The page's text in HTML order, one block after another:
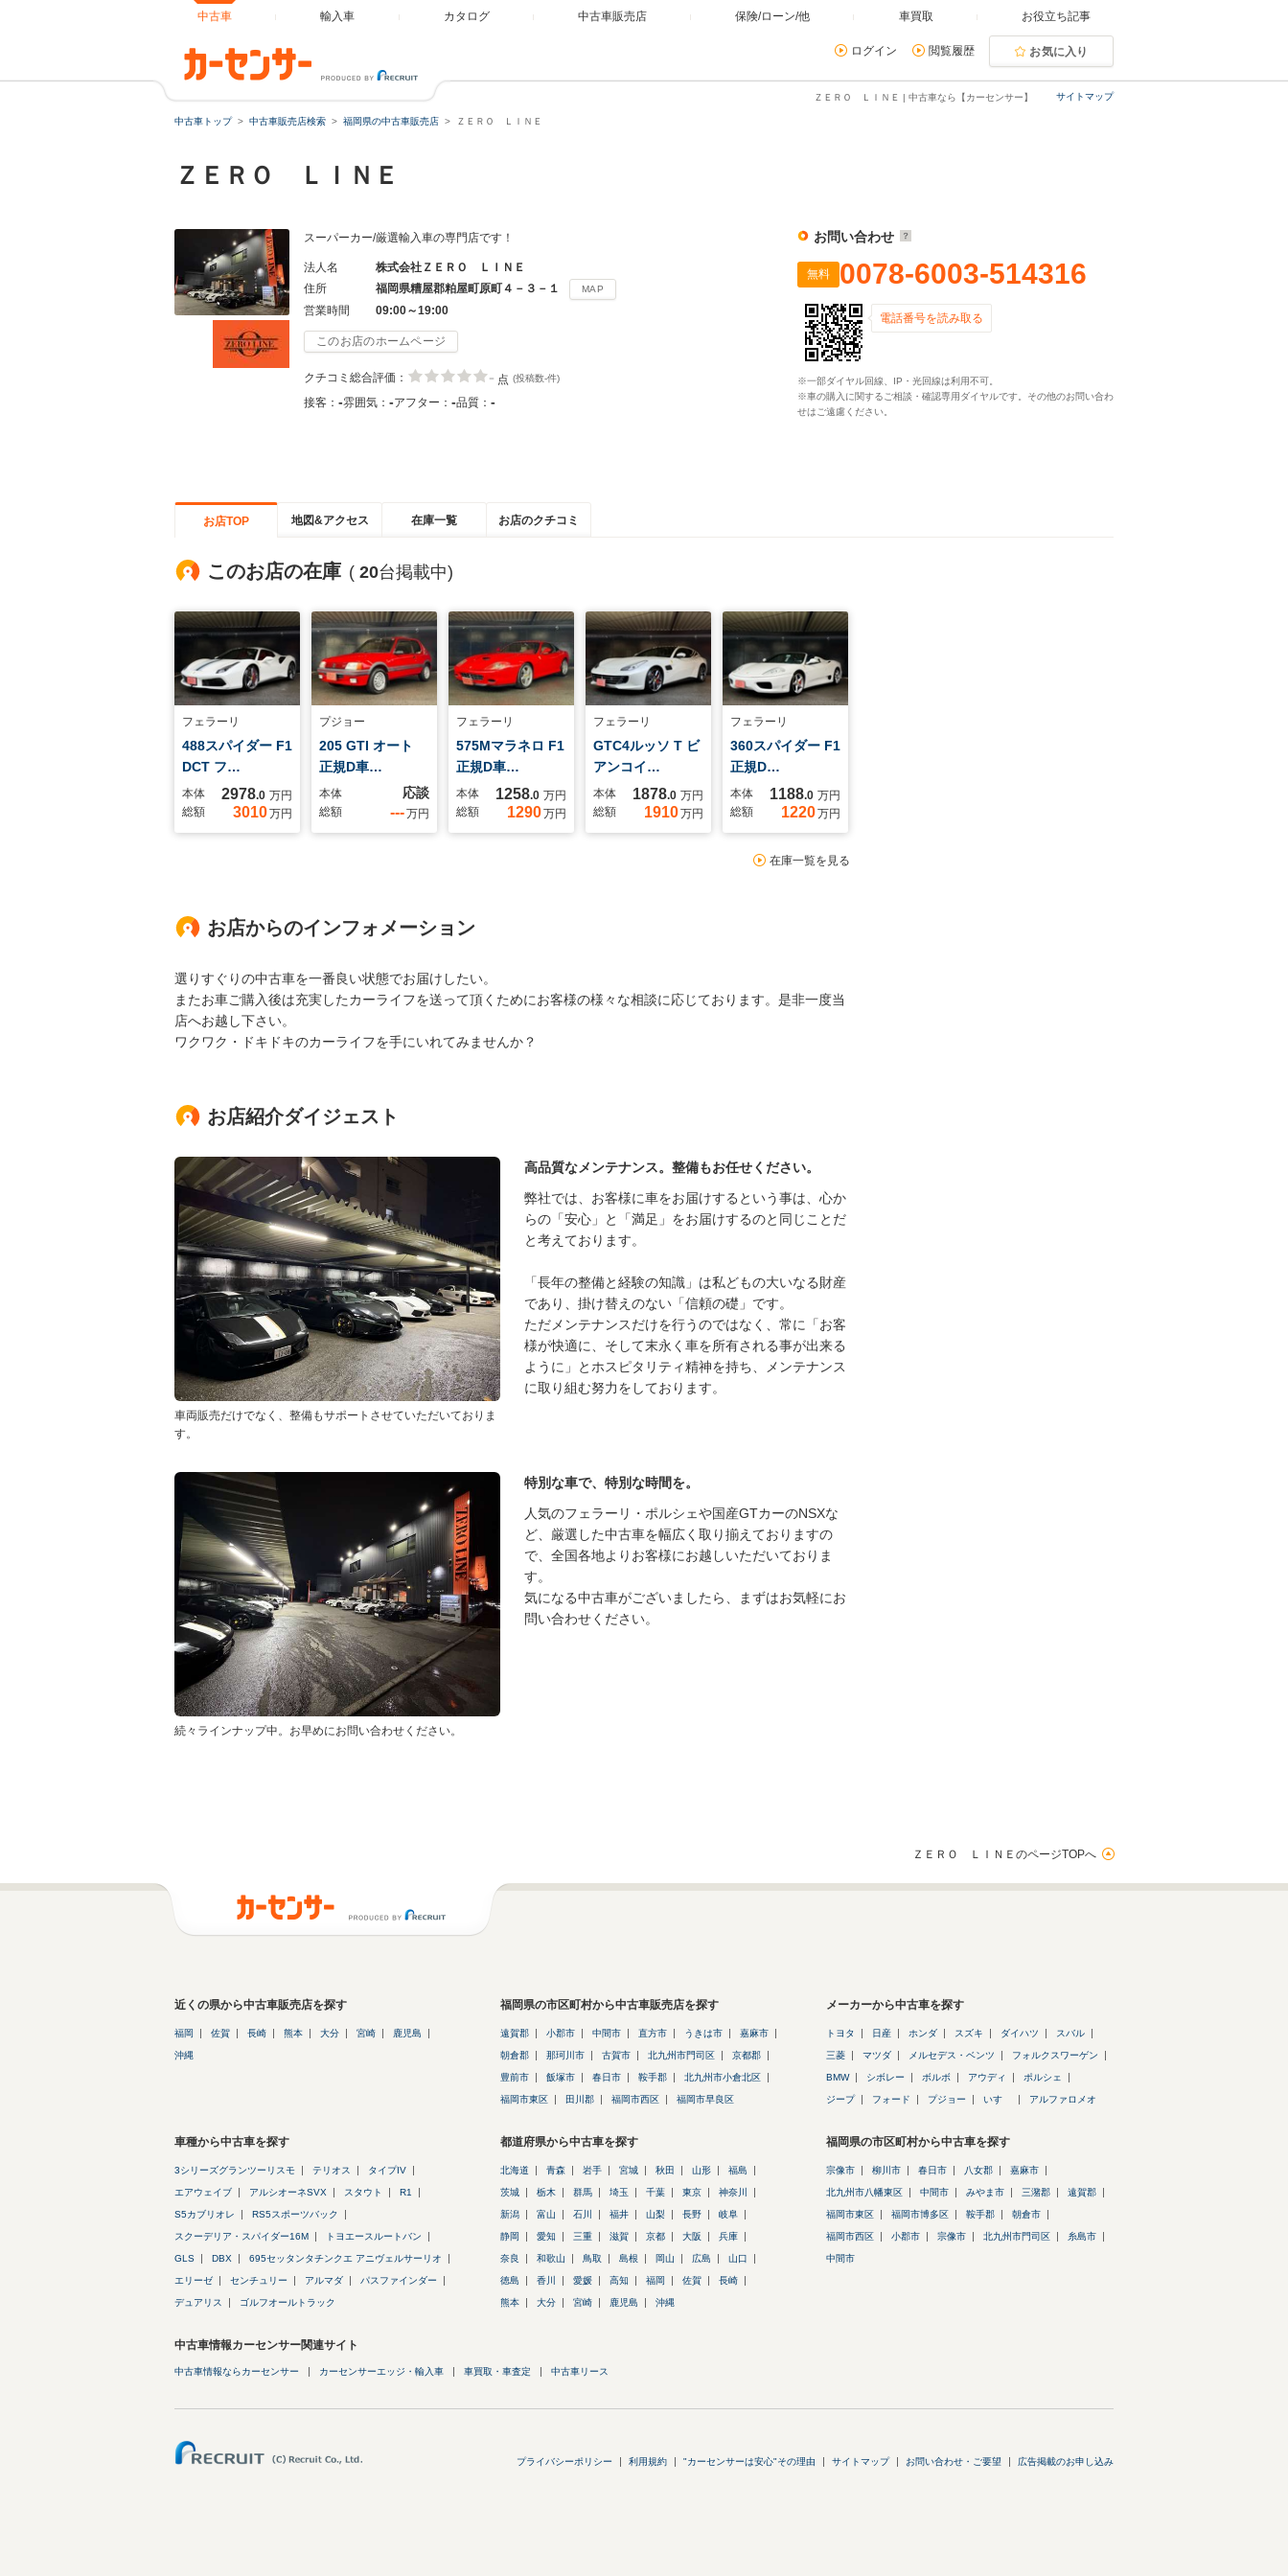
中古車 輸入車 カタログ 中古車販売店 保険/ローン/他 車買取 お役立ち記事
ログイン 閲覧履歴 お気に入り
サイトマップ
ＺＥＲＯ ＬＩＮＥ | 中古車なら【カーセンサー】
中古車トップ 中古車販売店検索 福岡県の中古車販売店 ＺＥＲＯ ＬＩＮＥ
ＺＥＲＯ ＬＩＮＥ
スーパーカー/厳選輸入車の専門店です！
法人名
株式会社ＺＥＲＯ ＬＩＮＥ
住所
福岡県糟屋郡粕屋町原町４－３－１ MAP
営業時間 09:00～19:00
このお店のホームページ
クチコミ総合評価： - 点 (投稿数-件)
接客： -雰囲気： -アフター： -品質： -
お問い合わせ
無料 0078-6003-514316
電話番号を読み取る
※一部ダイヤル回線、IP・光回線は利用不可。
※車の購入に関するご相談・確認専用ダイヤルです。その他のお問い合わ
せはご遠慮ください。
お店TOP 地図&アクセス 在庫一覧 お店のクチコミ
このお店の在庫 ( 20台掲載中)
フェラーリ
488スパイダー F1
DCT フ…
本体 2978.0 万円
総額
3010万円
プジョー
205 GTI オート
正規D車…
本体 応談
総額 ---万円
フェラーリ
575Mマラネロ F1
正規D車…
本体 1258.0 万円
総額
1290万円
フェラーリ
GTC4ルッソ T ビ
アンコイ…
本体 1878.0 万円
総額
1910万円
フェラーリ
360スパイダー F1
正規D…
本体 1188.0 万円
総額
1220万円
在庫一覧を見る
お店からのインフォメーション
選りすぐりの中古車を一番良い状態でお届けしたい。
またお車ご購入後は充実したカーライフを送って頂くためにお客様の様々な相談に応じております。是非一度当
店へお越し下さい。
ワクワク・ドキドキのカーライフを手にいれてみませんか？
お店紹介ダイジェスト
車両販売だけでなく、整備もサポートさせていただいておりま
す。
高品質なメンテナンス。整備もお任せください。
弊社では、お客様に車をお届けするという事は、心か
らの「安心」と「満足」をお届けするのと同じことだ
と考えております。
「長年の整備と経験の知識」は私どもの大いなる財産
であり、掛け替えのない「信頼の礎」です。
ただメンテナンスだけを行うのではなく、常に「お客
様が快適に、そして末永く車を所有される事が出来る
ように」とホスピタリティ精神を持ち、メンテナンス
に取り組む努力をしております。
続々ラインナップ中。お早めにお問い合わせください。
特別な車で、特別な時間を。
人気のフェラーリ・ポルシェや国産GTカーのNSXな
ど、厳選した中古車を幅広く取り揃えておりますの
で、全国各地よりお客様にお越しいただいておりま
す。
気になる中古車がございましたら、まずはお気軽にお
問い合わせください。
ＺＥＲＯ ＬＩＮＥのページTOPへ
近くの県から中古車販売店を探す
福岡 佐賀 長崎 熊本 大分 宮崎 鹿児島
沖縄
福岡県の市区町村から中古車販売店を探す
遠賀郡 小郡市 中間市 直方市 うきは市 嘉麻市
朝倉郡 那珂川市 古賀市 北九州市門司区 京都郡
豊前市 飯塚市 春日市 鞍手郡 北九州市小倉北区
福岡市東区 田川郡 福岡市西区 福岡市早良区
メーカーから中古車を探す
トヨタ 日産 ホンダ スズキ ダイハツ スバル
三菱 マツダ メルセデス・ベンツ フォルクスワーゲン
BMW シボレー ボルボ アウディ ポルシェ
ジープ フォード プジョー いすゞ アルファロメオ
車種から中古車を探す
3シリーズグランツーリスモ テリオス タイプIV
エアウェイブ アルシオーネSVX スタウト R1
S5カブリオレ RS5スポーツバック
スクーデリア・スパイダー16M トヨエースルートバン
GLS DBX 695セッタンタチンクエ アニヴェルサーリオ
エリーゼ センチュリー アルマダ パスファインダー
デュアリス ゴルフオールトラック
都道府県から中古車を探す
北海道 青森 岩手 宮城 秋田 山形 福島
茨城 栃木 群馬 埼玉 千葉 東京 神奈川
新潟 富山 石川 福井 山梨 長野 岐阜
静岡 愛知 三重 滋賀 京都 大阪 兵庫
奈良 和歌山 鳥取 島根 岡山 広島 山口
徳島 香川 愛媛 高知 福岡 佐賀 長崎
熊本 大分 宮崎 鹿児島 沖縄
福岡県の市区町村から中古車を探す
宗像市 柳川市 春日市 八女郡 嘉麻市
北九州市八幡東区 中間市 みやま市 三潴郡 遠賀郡
福岡市東区 福岡市博多区 鞍手郡 朝倉市
福岡市西区 小郡市 宗像市 北九州市門司区 糸島市
中間市
中古車情報カーセンサー関連サイト
中古車情報ならカーセンサー カーセンサーエッジ・輸入車 車買取・車査定 中古車リース
プライバシーポリシー 利用規約 "カーセンサーは安心"その理由 サイトマップ お問い合わせ・ご要望 広告掲載のお申し込み